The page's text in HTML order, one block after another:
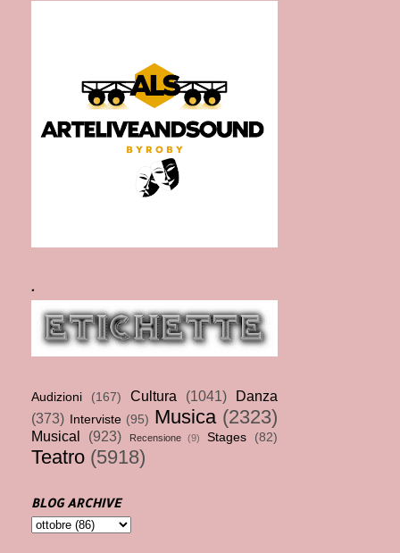
.
Audizioni (167) Cultura (1041)
Danza
(373)
Interviste (95) Musica (2323)
Musical (923) Recensione (9) Stages (82)
Teatro (5918)
BLOG ARCHIVE